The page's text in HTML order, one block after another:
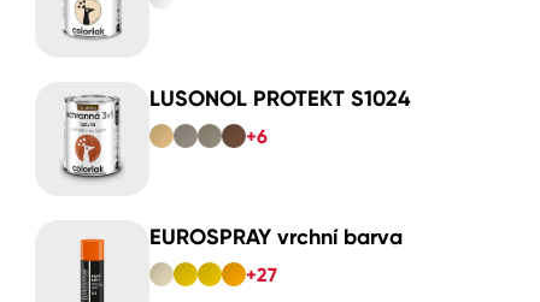
LUSONOL PROTEKT S1024
+6
EUROSPRAY vrchní barva
+27